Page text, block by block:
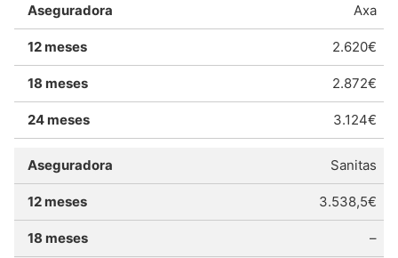
Axa
2.620€
2.872€
3.124€
Sanitas
3.538,5€
–